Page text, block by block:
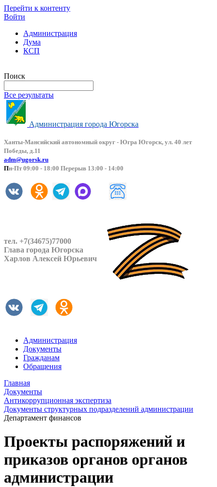
Перейти к контенту
Войти
Администрация
Дума
КСП
Поиск
Все результаты
Администрация города Югорска
Ханты-Мансийский автономный округ - Югра Югорск, ул. 40 лет
Победы, д.11
adm@ugorsk.ru
Пн-Пт 09:00 - 18:00 Перерыв 13:00 - 14:00
тел. +7(34675)77000
Глава города Югорска
Харлов Алексей Юрьевич
Администрация
Документы
Гражданам
Обращения
Главная
Документы
Антикоррупционная экспертиза
Документы структурных подразделений администрации
Департамент финансов
Проекты распоряжений и
приказов органов органов
администрации